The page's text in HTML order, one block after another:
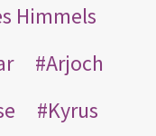
Himmels
Arjoch
Kyrus